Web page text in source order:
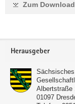
Zum
Footer-
Herausgeber
Albertstraße
01097